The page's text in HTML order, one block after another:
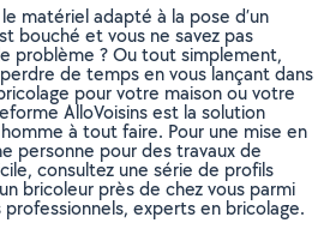
matériel adapté à la pose d’un
bouché et vous ne savez pas
problème ? Ou tout simplement,
de temps en vous lançant dans
pour votre maison ou votre
AlloVoisins est la solution
à tout faire. Pour une mise en
personne pour des travaux de
consultez une série de profils
bricoleur près de chez vous parmi
experts en bricolage.